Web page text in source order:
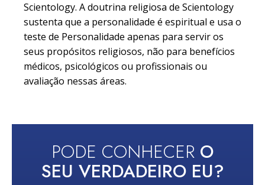
Scientology. A doutrina religiosa de Scientology
sustenta que a personalidade é espiritual e usa o
teste de Personalidade apenas para servir os
seus propósitos religiosos, não para benefícios
médicos, psicológicos ou profissionais ou
avaliação nessas áreas.
PODE CONHECER O
SEU VERDADEIRO EU?